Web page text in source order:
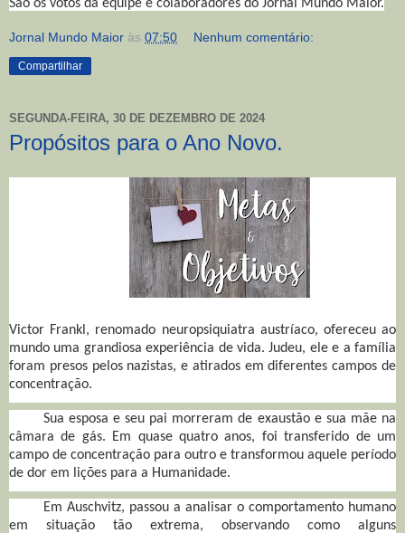
São os votos da equipe e colaboradores do Jornal Mundo Maior.
Jornal Mundo Maior às 07:50 Nenhum comentário:
Compartilhar
SEGUNDA-FEIRA, 30 DE DEZEMBRO DE 2024
Propósitos para o Ano Novo.
Victor Frankl, renomado neuropsiquiatra austríaco, ofereceu ao
mundo uma grandiosa experiência de vida. Judeu, ele e a família
foram presos pelos nazistas, e atirados em diferentes campos de
concentração.
Sua esposa e seu pai morreram de exaustão e sua mãe na
câmara de gás. Em quase quatro anos, foi transferido de um
campo de concentração para outro e transformou aquele período
de dor em lições para a Humanidade.
Em Auschvitz, passou a analisar o comportamento humano
em situação tão extrema, observando como alguns